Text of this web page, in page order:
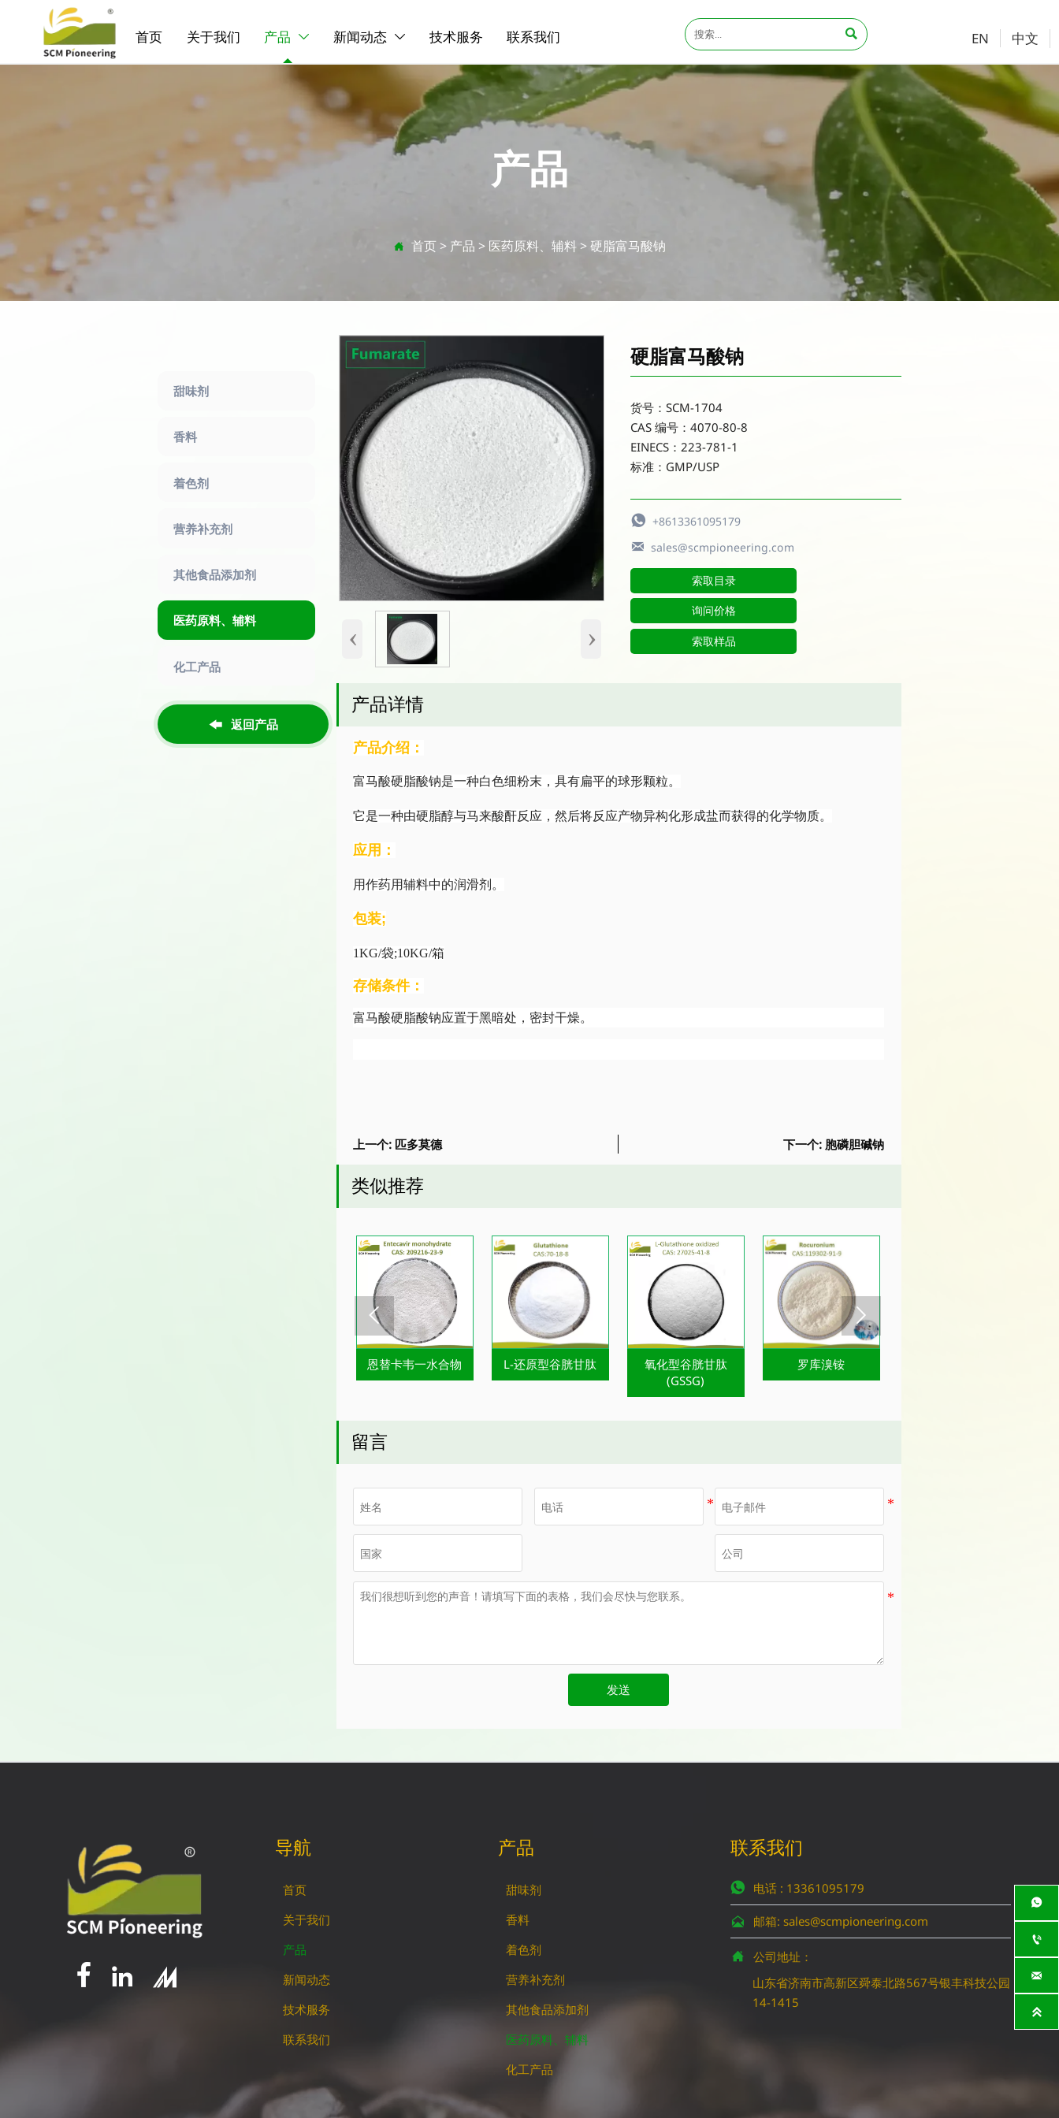
首页 关于我们 产品  新闻动态  技术服务 联系我们  EN 中文
产品
 首页 > 产品 > 医药原料、辅料 >硬脂富马酸钠
甜味剂
香料
着色剂
营养补充剂
其他食品添加剂
医药原料、辅料
化工产品
 返回产品
‹ ›
硬脂富马酸钠
货号：SCM-1704
CAS 编号：4070-80-8
EINECS：223-781-1
标准：GMP/USP
 +8613361095179
 sales@scmpioneering.com
索取目录
询问价格
索取样品
产品详情
产品介绍：
富马酸硬脂酸钠是一种白色细粉末，具有扁平的球形颗粒。
它是一种由硬脂醇与马来酸酐反应，然后将反应产物异构化形成盐而获得的化学物质。
应用：
用作药用辅料中的润滑剂。
包装;
1KG/袋;10KG/箱
存储条件：
富马酸硬脂酸钠应置于黑暗处，密封干燥。
上一个: 匹多莫德 下一个: 胞磷胆碱钠
类似推荐
恩替卡韦一水合物 L-还原型谷胱甘肽
氧化型谷胱甘肽
(GSSG)
罗库溴铵
 
留言
发送
 
导航
首页
关于我们
产品
新闻动态
技术服务
联系我们
产品
甜味剂
香料
着色剂
营养补充剂
其他食品添加剂
医药原料、辅料
化工产品
联系我们
 电话 : 13361095179
 邮箱: sales@scmpioneering.com

公司地址：
山东省济南市高新区舜泰北路567号银丰科技公园
14-1415



